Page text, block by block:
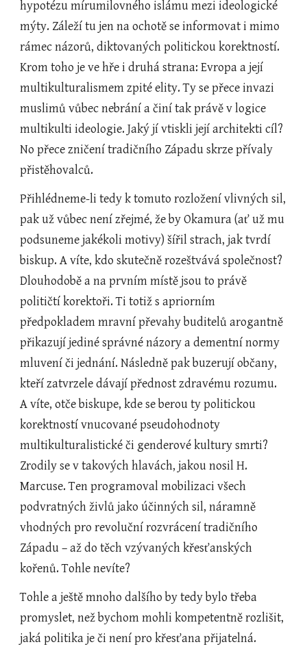
hypotézu mírumilovného islámu mezi ideologické
mýty. Záleží tu jen na ochotě se informovat i mimo
rámec názorů, diktovaných politickou korektností.
Krom toho je ve hře i druhá strana: Evropa a její
multikulturalismem zpité elity. Ty se přece invazi
muslimů vůbec nebrání a činí tak právě v logice
multikulti ideologie. Jaký jí vtiskli její architekti cíl?
No přece zničení tradičního Západu skrze přívaly
přistěhovalců.
Přihlédneme-li tedy k tomuto rozložení vlivných sil,
pak už vůbec není zřejmé, že by Okamura (ať už mu
podsuneme jakékoli motivy) šířil strach, jak tvrdí
biskup. A víte, kdo skutečně rozeštvává společnost?
Dlouhodobě a na prvním místě jsou to právě
političtí korektoři. Ti totiž s apriorním
předpokladem mravní převahy buditelů arogantně
přikazují jediné správné názory a dementní normy
mluvení či jednání. Následně pak buzerují občany,
kteří zatvrzele dávají přednost zdravému rozumu.
A víte, otče biskupe, kde se berou ty politickou
korektností vnucované pseudohodnoty
multikulturalistické či genderové kultury smrti?
Zrodily se v takových hlavách, jakou nosil H.
Marcuse. Ten programoval mobilizaci všech
podvratných živlů jako účinných sil, náramně
vhodných pro revoluční rozvrácení tradičního
Západu – až do těch vzývaných křesťanských
kořenů. Tohle nevíte?
Tohle a ještě mnoho dalšího by tedy bylo třeba
promyslet, než bychom mohli kompetentně rozlišit,
jaká politika je či není pro křesťana přijatelná.